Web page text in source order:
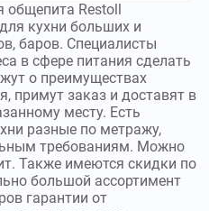
Restoll
кухни больших и
баров. Специалисты
в сфере питания сделать
о преимуществах
примут заказ и доставят в
месту. Есть
разные по метражу,
требованиям. Можно
Также имеются скидки по
большой ассортимент
гарантии от